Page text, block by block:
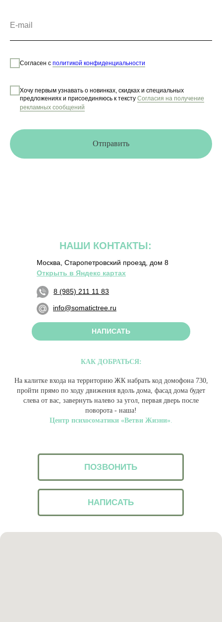
Согласен с политикой конфиденциальности
Хочу первым узнавать о новинках, скидках и специальных
предложениях и присоединяюсь к тексту Согласия на получение
рекламных сообщений
Отправить
НАШИ КОНТАКТЫ:
Москва, Старопетровский проезд, дом 8
Открыть в Яндекс картах
8 (985) 211 11 83
info@somatictree.ru
НАПИСАТЬ
КАК ДОБРАТЬСЯ:
На калитке входа на территорию ЖК набрать код домофона 730,
пройти прямо по ходу движения вдоль дома, фасад дома будет
слева от вас, завернуть налево за угол, первая дверь после
поворота - наша!
Центр психосоматики «Ветви Жизни».
ПОЗВОНИТЬ
НАПИСАТЬ